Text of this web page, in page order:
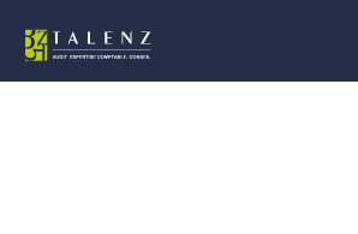
contenu